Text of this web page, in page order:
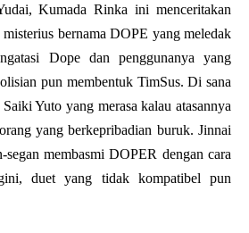
Kumada Rinka ini menceritakan
bernama DOPE yang meledak
Dope dan penggunanya yang
pun membentuk TimSus. Di sana
Yuto yang merasa kalau atasannya
yang berkepribadian buruk. Jinnai
segan membasmi DOPER dengan cara
duet yang tidak kompatibel pun